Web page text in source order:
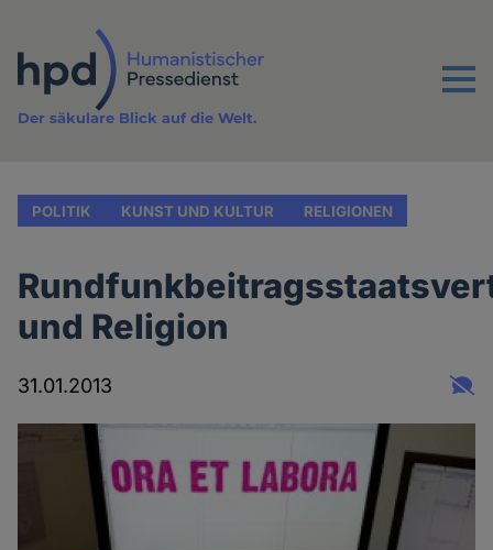
Inhalt
Menu
Der säkulare Blick auf die Welt.
POLITIK KUNST UND KULTUR RELIGIONEN
und Religion
31.01.2013